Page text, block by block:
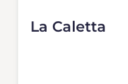
La Caletta